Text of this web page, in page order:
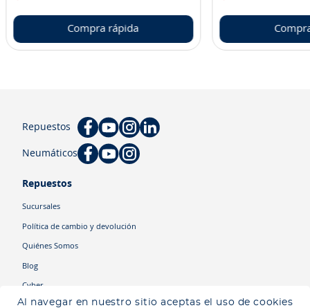
Al navegar en nuestro sitio aceptas el uso de cookies
Compra rápida
Repuestos
Neumáticos
Repuestos
Sucursales
Política de cambio y devolución
Quiénes Somos
Blog
Cyber